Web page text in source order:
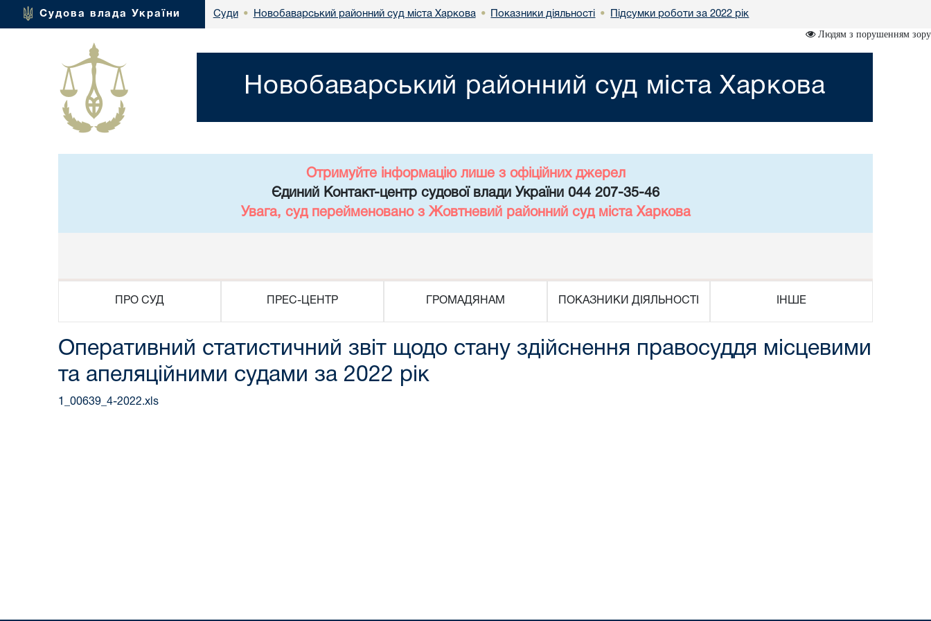
Судова влада України Суди • Новобаварський районний суд міста Харкова • Показники діяльності • Підсумки роботи за 2022 рік
Людям з порушенням зору
Новобаварський районний суд міста Харкова
Отримуйте інформацію лише з офіційних джерел
Єдиний Контакт-центр судової влади України 044 207-35-46
Увага, суд перейменовано з Жовтневий районний суд міста Харкова
ПРО СУД ПРЕС-ЦЕНТР ГРОМАДЯНАМ ПОКАЗНИКИ ДІЯЛЬНОСТІ ІНШЕ
Оперативний статистичний звіт щодо стану здійснення правосуддя місцевими
та апеляційними судами за 2022 рік
1_00639_4-2022.xls